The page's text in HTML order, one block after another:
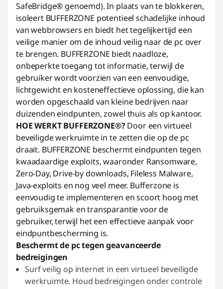
SafeBridge® genoemd). In plaats van te blokkeren,
isoleert BUFFERZONE potentieel schadelijke inhoud
van webbrowsers en biedt het tegelijkertijd een
veilige manier om de inhoud veilig naar de pc over
te brengen. BUFFERZONE biedt naadloze,
onbeperkte toegang tot informatie, terwijl de
gebruiker wordt voorzien van een eenvoudige,
lichtgewicht en kosteneffectieve oplossing, die kan
worden opgeschaald van kleine bedrijven naar
duizenden eindpunten, zowel thuis als op kantoor.
HOE WERKT BUFFERZONE®?Door een virtueel
beveiligde werkruimte in te zetten die op de pc
draait. BUFFERZONE beschermt eindpunten tegen
kwaadaardige exploits, waaronder Ransomware,
Zero-Day, Drive-by downloads, Fileless Malware,
Java-exploits en nog veel meer. Bufferzone is
eenvoudig te implementeren en scoort hoog met
gebruiksgemak en transparantie voor de
gebruiker, terwijl het een effectieve aanpak voor
eindpuntbescherming is.
Beschermt de pc tegen geavanceerde
bedreigingen
Surf veilig op internet in een virtueel beveiligde
werkruimte. Houd bedreigingen onder controle